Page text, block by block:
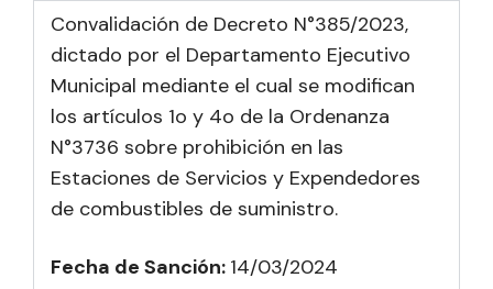
Convalidación de Decreto N°385/2023,
dictado por el Departamento Ejecutivo
Municipal mediante el cual se modifican
los artículos 1o y 4o de la Ordenanza
N°3736 sobre prohibición en las
Estaciones de Servicios y Expendedores
de combustibles de suministro.
Fecha de Sanción: 14/03/2024